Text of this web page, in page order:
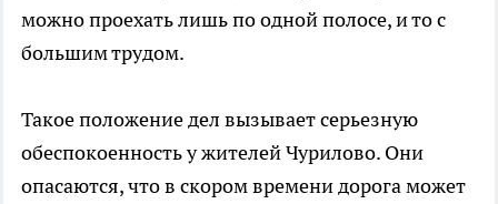
можно проехать лишь по одной полосе, и то с
большим трудом.
Такое положение дел вызывает серьезную
обеспокоенность у жителей Чурилово. Они
опасаются, что в скором времени дорога может